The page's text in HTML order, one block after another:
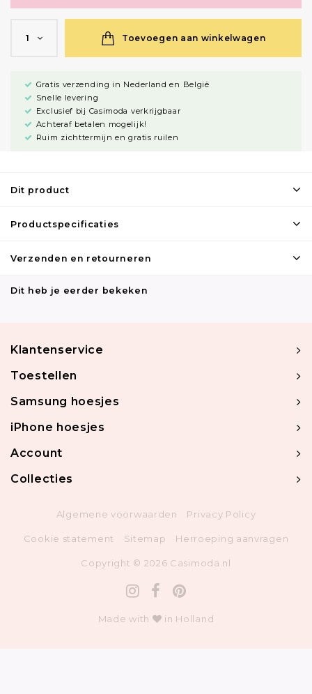
1 Toevoegen aan winkelwagen
Gratis verzending in Nederland en België
Snelle levering
Exclusief bij Casimoda verkrijgbaar
Achteraf betalen mogelijk!
Ruim zichttermijn en gratis ruilen
Dit product
Productspecificaties
Verzenden en retourneren
Dit heb je eerder bekeken
Klantenservice
Toestellen
Samsung hoesjes
iPhone hoesjes
Account
Collecties
Algemene voorwaarden Privacy Policy
Cookie statement Sitemap Herroeping aanvragen
Copyright © 2026 Casimoda.nl
Made with in Holland